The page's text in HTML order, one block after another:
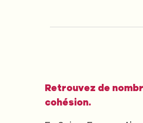
Retrouvez de
cohésion.